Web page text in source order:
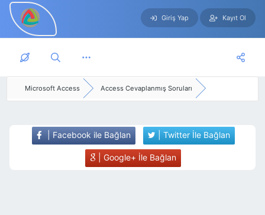
Skip to main content
Giriş Yap Kayıt Ol
Microsoft Access Access Cevaplanmış Soruları
| Facebook ile Bağlan | Twitter İle Bağlan
| Google+ İle Bağlan